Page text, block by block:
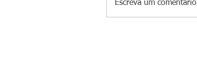
Escreva um comentário